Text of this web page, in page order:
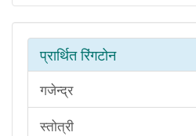
प्रार्थित रिंगटोन
गजेन्द्र
स्तोत्री